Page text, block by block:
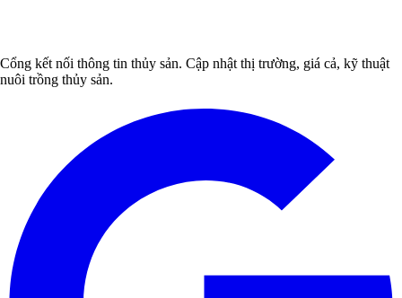
Cổng kết nối thông tin thủy sản. Cập nhật thị trường, giá cả, kỹ thuật
nuôi trồng thủy sản.